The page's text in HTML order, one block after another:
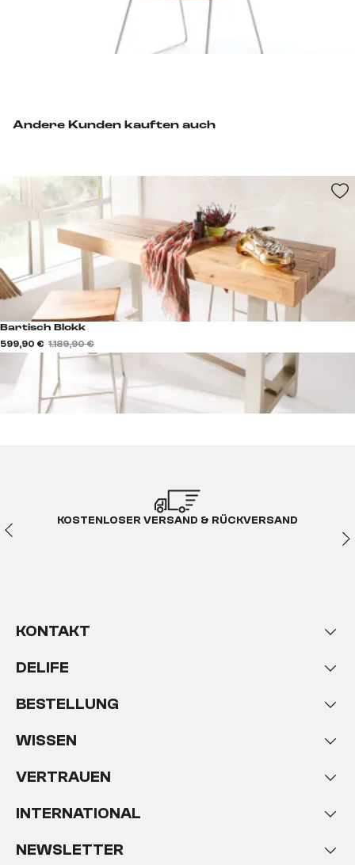
Andere Kunden kauften auch
Bartisch Blokk
599,90 € 1.189,90 €
KOSTENLOSER VERSAND & RÜCKVERSAND
KONTAKT
DELIFE
BESTELLUNG
WISSEN
VERTRAUEN
INTERNATIONAL
NEWSLETTER